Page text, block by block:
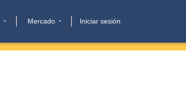
Mercado Iniciar sesión